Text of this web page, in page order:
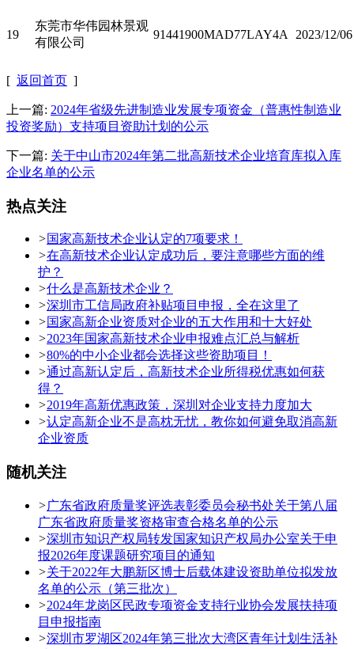
19
东莞市华伟园林景观
有限公司
91441900MAD77LAY4A 2023/12/06
[ 返回首页 ]
上一篇: 2024年省级先进制造业发展专项资金（普惠性制造业
投资奖励）支持项目资助计划的公示
下一篇: 关于中山市2024年第二批高新技术企业培育库拟入库
企业名单的公示
热点关注
>国家高新技术企业认定的7项要求！
>在高新技术企业认定成功后，要注意哪些方面的维
护？
>什么是高新技术企业？
>深圳市工信局政府补贴项目申报，全在这里了
>国家高新企业资质对企业的五大作用和十大好处
>2023年国家高新技术企业申报难点汇总与解析
>80%的中小企业都会选择这些资助项目！
>通过高新认定后，高新技术企业所得税优惠如何获
得？
>2019年高新优惠政策，深圳对企业支持力度加大
>认定高新企业不是高枕无忧，教你如何避免取消高新
企业资质
随机关注
>广东省政府质量奖评选表彰委员会秘书处关于第八届
广东省政府质量奖资格审查合格名单的公示
>深圳市知识产权局转发国家知识产权局办公室关于申
报2026年度课题研究项目的通知
>关于2022年大鹏新区博士后载体建设资助单位拟发放
名单的公示（第三批次）
>2024年龙岗区民政专项资金支持行业协会发展扶持项
目申报指南
>深圳市罗湖区2024年第三批次大湾区青年计划生活补